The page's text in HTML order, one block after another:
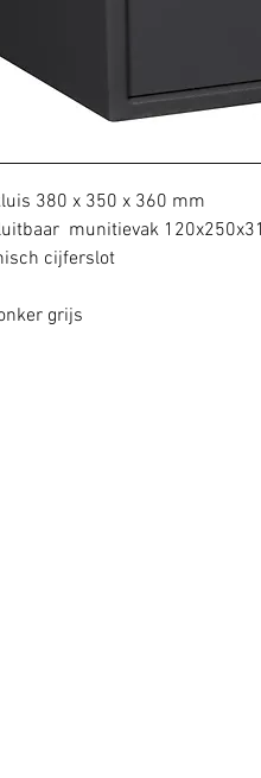
380 x 350 x 360 mm
munitievak
cijferslot
grijs